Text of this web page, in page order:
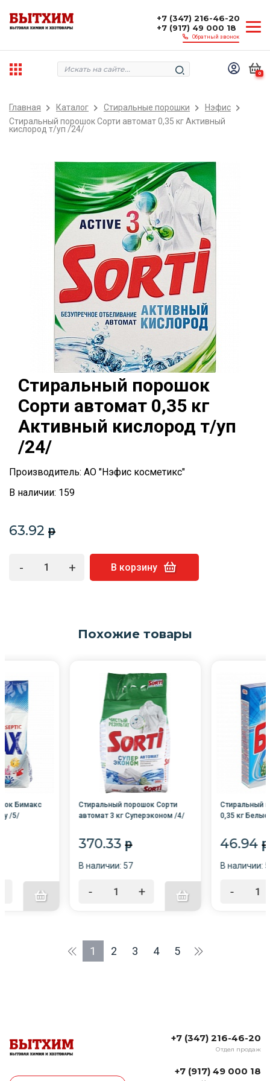
+7 (347) 216-46-20
+7 (917) 49 000 18
Обратный звонок
0
Главная Каталог Стиральные порошки
Нэфис
Стиральный порошок Сорти автомат 0,35 кг Активный
кислород т/уп /24/
Стиральный порошок
Сорти автомат 0,35 кг
Активный кислород т/уп
/24/
Производитель: АО "Нэфис косметикс"
В наличии: 159
63.92 p
- + В корзину
Похожие товары
Бимакс
у /5/
Стиральный порошок Сорти
автомат 3 кг Суперэконом /4/
370.33 p
В наличии: 57
- +
Стиральный
0,35 кг
46.94 p
В наличии: 5
-
1 2 3 4 5
+7 (347) 216-46-20
Отдел продаж
+7 (917) 49 000 18